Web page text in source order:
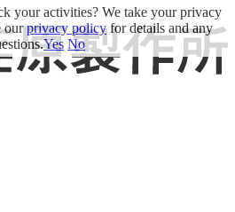
your activities? We take your privacy
ourprivacy policyfor details and any
Yes No